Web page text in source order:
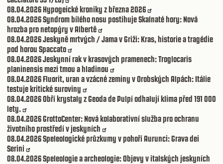
08.04.2026Hypogeické kroniky z března 2026
08.04.2026Syndrom bílého nosu postihuje Skalnaté hory: Nová
hrozba pro netopýry v Albertě
08.04.2026Jeskyně mrtvých / Jama v Griži: Kras, historie a tragédie
pod horou Spaccato
08.04.2026Jeskynní rak v krasových pramenech: Troglocaris
planinensis mezi tmou a hladinou
08.04.2026Fluorit, uran a vzácné zeminy v Orobských Alpách: Itálie
testuje kritické suroviny
08.04.2026Obří krystaly z Geoda de Pulpí odhalují klima před 191 000
lety.
08.04.2026GrottoCenter: Nová kolaborativní služba pro ochranu
životního prostředí v jeskyních
08.04.2026Speleologické průzkumy v pohoří Aurunci: Grava dei
Serini
08.04.2026Speleologie a archeologie: Objevy v italských jeskyních